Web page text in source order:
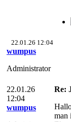
22.01.26 12:04
wumpus
Administrator
22.01.26
12:04
wumpus
Re:
man